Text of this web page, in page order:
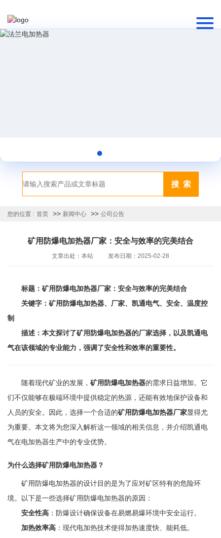
搜 索
您的位置 : 首页 >> 新闻中心 >> 公司公告
矿用防爆电加热器厂家：安全与效率的完美结合
文章出处：本站 发布日期：2025-02-28
标题：矿用防爆电加热器厂家：安全与效率的完美结合
关键字：矿用防爆电加热器、厂家、凯通电气、安全、温度控
制
描述：本文探讨了矿用防爆电加热器的厂家选择，以及凯通电
气在该领域的专业能力，强调了安全性和效率的重要性。
随着现代矿业的发展， 矿用防爆电加热器的需求日益增加。它
们不仅能够在极端环境中提供稳定的热源，还能有效地保护设备和
人员的安全。因此，选择一个合适的矿用防爆电加热器厂家显得尤
为重要。本文将为您深入解析这一领域的相关信息，并介绍凯通电
气在电加热器生产中的专业优势。
为什么选择矿用防爆电加热器？
矿用防爆电加热器的设计目的是为了应对矿区特有的危险环
境。以下是一些选择矿用防爆电加热器的原因：
安全性高 ：防爆设计确保设备在易燃易爆环境中安全运行。
加热效率高 ：现代电加热技术使得加热速度快、能耗低。